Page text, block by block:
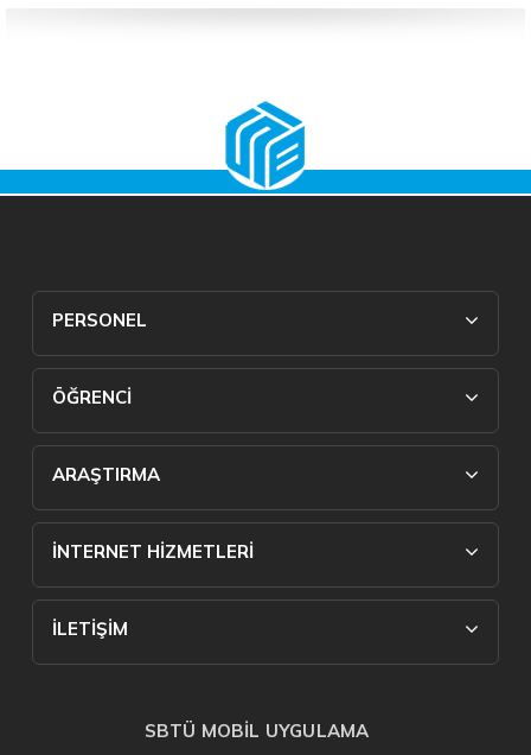
PERSONEL
ÖĞRENCİ
ARAŞTIRMA
İNTERNET HİZMETLERİ
İLETİŞİM
SBTÜ MOBİL UYGULAMA